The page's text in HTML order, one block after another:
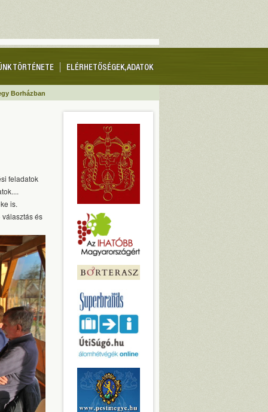
ELÉRHETŐSÉGEK, ADATOK
TÖRTÉNETE
Borházban
feladatok
is.
és